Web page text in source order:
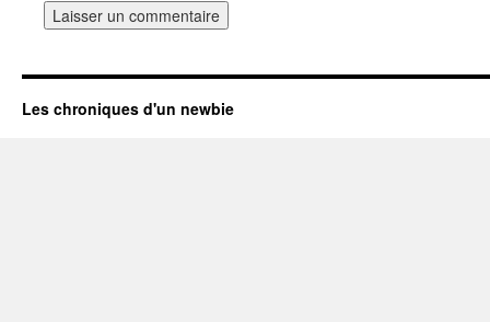
Les chroniques d'un newbie